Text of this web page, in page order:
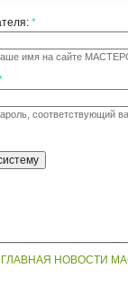
*
имя на сайте
соответствующий
ГЛАВНАЯ НОВОСТИ